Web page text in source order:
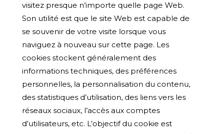
visitez presque n’importe quelle page Web.
Son utilité est que le site Web est capable de
se souvenir de votre visite lorsque vous
naviguez à nouveau sur cette page. Les
cookies stockent généralement des
informations techniques, des préférences
personnelles, la personnalisation du contenu,
des statistiques d’utilisation, des liens vers les
réseaux sociaux, l’accès aux comptes
d’utilisateurs, etc. L’objectif du cookie est